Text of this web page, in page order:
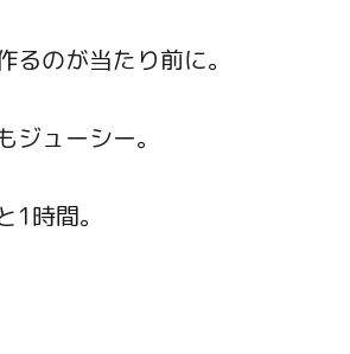
のが当たり前に。
ューシー。
時間。